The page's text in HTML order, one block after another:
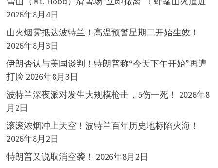
2026年8月4日
山火烟雾抵达波特兰！高温预警星期二开始生效！
2026年8月3日
伊朗否认与美国谈判！特朗普称“今天下午开始”再遭
打脸 2026年8月3日
波特兰深夜派对发生大规模枪击，5伤一死！ 2026年8
月2日
滚滚浓烟冲上天空！波特兰百年历史地标陷火海！
2026年8月2日
特朗普又说取消空袭！ 2026年8月2日